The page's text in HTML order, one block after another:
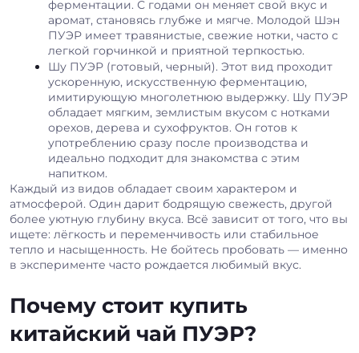
ферментации. С годами он меняет свой вкус и
аромат, становясь глубже и мягче. Молодой Шэн
ПУЭР имеет травянистые, свежие нотки, часто с
легкой горчинкой и приятной терпкостью.
Шу ПУЭР (готовый, черный). Этот вид проходит
ускоренную, искусственную ферментацию,
имитирующую многолетнюю выдержку. Шу ПУЭР
обладает мягким, землистым вкусом с нотками
орехов, дерева и сухофруктов. Он готов к
употреблению сразу после производства и
идеально подходит для знакомства с этим
напитком.
Каждый из видов обладает своим характером и
атмосферой. Один дарит бодрящую свежесть, другой
более уютную глубину вкуса. Всё зависит от того, что вы
ищете: лёгкость и переменчивость или стабильное
тепло и насыщенность. Не бойтесь пробовать — именно
в эксперименте часто рождается любимый вкус.
Почему стоит купить
китайский чай ПУЭР?